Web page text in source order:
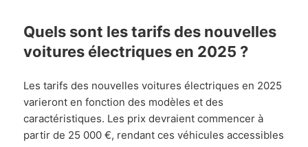
Quels sont les tarifs des nouvelles
voitures électriques en 2025 ?
Les tarifs des nouvelles voitures électriques en 2025
varieront en fonction des modèles et des
caractéristiques. Les prix devraient commencer à
partir de 25 000 €, rendant ces véhicules accessibles